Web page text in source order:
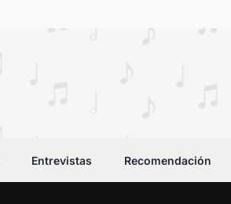
Entrevistas Recomendación